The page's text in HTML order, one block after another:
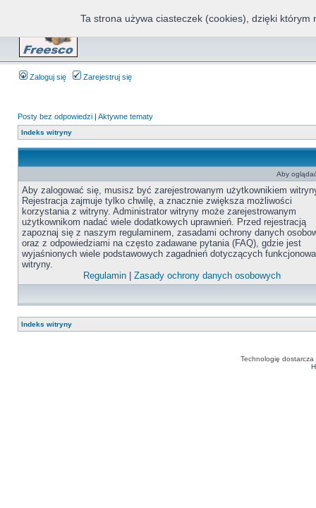
Zaloguj się Zarejestruj się
Posty bez odpowiedzi | Aktywne tematy
Indeks witryny
Aby
Aby zalogować się, musisz być zarejestrowanym użytkownikiem
Rejestracja zajmuje tylko chwilę, a znacznie zwiększa możliwości
korzystania z witryny. Administrator witryny może zarejestrowanym
użytkownikom nadać wiele dodatkowych uprawnień. Przed rejestracją
zapoznaj się z naszym regulaminem, zasadami ochrony danych
oraz z odpowiedziami na często zadawane pytania (FAQ), gdzie jest
wyjaśnionych wiele podstawowych zagadnień dotyczących
witryny.
Regulamin| Zasady ochrony danych osobowych
Indeks witryny
Technologię dostarcza
Ta strona używa ciasteczek (cookies), dzięki którym